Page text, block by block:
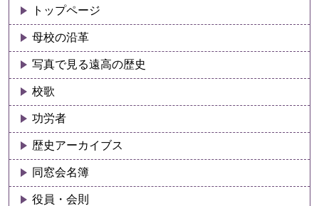
トップページ
母校の沿革
写真で見る遠高の歴史
校歌
功労者
歴史アーカイブス
同窓会名簿
役員・会則